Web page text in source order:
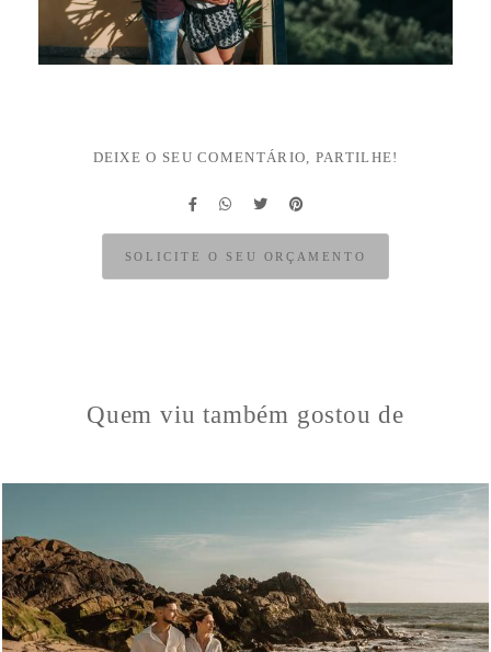
DEIXE O SEU COMENTÁRIO, PARTILHE!
SOLICITE O SEU ORÇAMENTO
Quem viu também gostou de